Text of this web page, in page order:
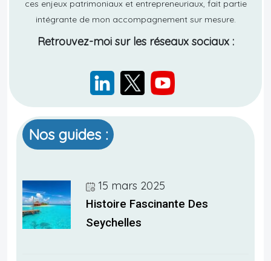
ces enjeux patrimoniaux et entrepreneuriaux, fait partie
intégrante de mon accompagnement sur mesure.
Retrouvez-moi sur les réseaux sociaux :
Nos guides :
15 mars 2025
Histoire Fascinante Des
Seychelles